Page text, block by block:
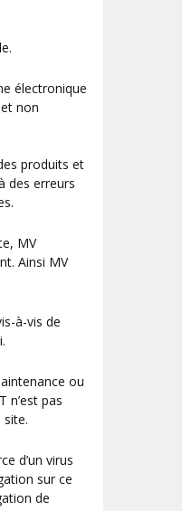
électronique
non
produits et
des erreurs
MV
Ainsi MV
à-vis de
ou
n’est pas
site.
d’un virus
sur ce
de